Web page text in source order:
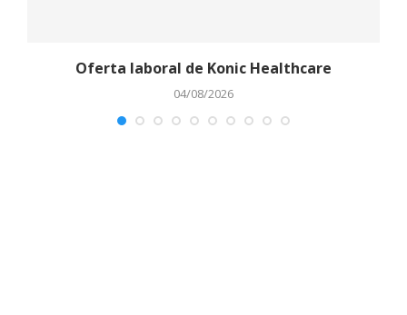
Oferta laboral de Konic Healthcare
04/08/2026